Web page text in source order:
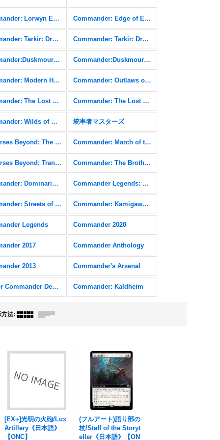
Commander: Lorwyn Eclipsed FOIL Commander: Edge of Eternities
Commander: Tarkir: Dragonstorm Commander: Tarkir: Dragonstorm FOIL
Commander:Duskmourn: House of Horror Commander:Duskmourn: House of Horror FOIL
Commander: Modern Horizons 3 FOIL Commander: Outlaws of Thunder Junction
Commander: The Lost Caverns of Ixalan Commander: The Lost Caverns of Ixalan FOIL
Commander: Wilds of Eldraine FOIL 統率者マスターズ
Universes Beyond: The Lord of the Rings: Tales of Middle-earth FOIL Commander: March of the Machine
Universes Beyond: Transformers Commander: The Brothers' War
Commander: Dominaria United FOIL Commander Legends: Battle for Baldur's Gate
Commander: Streets of New Capenna FOIL Commander: Kamigawa: Neon Dynasty
Legends Commander 2020
2017 Commander Anthology
2013 Commander's Arsenal
Starter Commander Decks Commander: Kaldheim
方法:
[EX+]光明の火砲/Lux
Artillery《日本語》
【ONC】
(フルアート)語り部の
杖/Staff of the Storyt
eller《日本語》【ON